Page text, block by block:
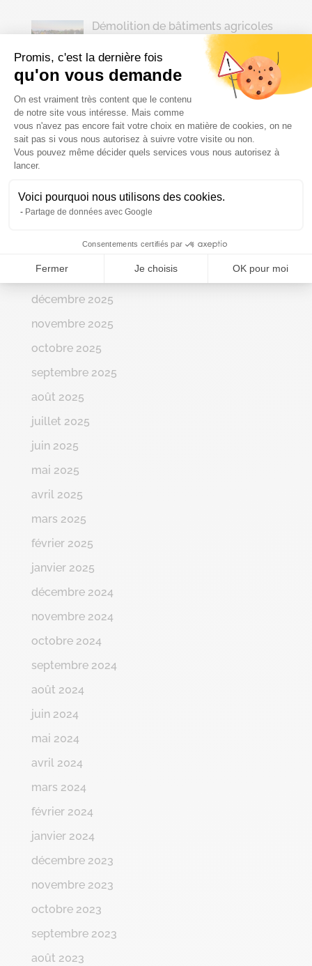
Promis, c'est la dernière fois
qu'on vous demande
Plateforme de Gestion du
On est vraiment très content que le contenu
de notre site vous intéresse. Mais comme
vous n'avez pas encore fait votre choix en matière de cookies, on ne
sait pas si vous nous autorisez à suivre votre visite ou non.
Vous pouvez même décider quels services vous nous autorisez à
lancer.
Voici pourquoi nous utilisons des cookies.
Partage de données avec Google
Consentements certifiés par
Fermer Je choisis OK pour moi
Axeptio consent
Démolition de bâtiments agricoles
Archives
juillet 2026
juin 2026
avril 2026
février 2026
janvier 2026
décembre 2025
novembre 2025
octobre 2025
septembre 2025
août 2025
juillet 2025
juin 2025
mai 2025
avril 2025
mars 2025
février 2025
janvier 2025
décembre 2024
novembre 2024
octobre 2024
septembre 2024
août 2024
juin 2024
mai 2024
avril 2024
mars 2024
février 2024
janvier 2024
décembre 2023
novembre 2023
octobre 2023
septembre 2023
août 2023